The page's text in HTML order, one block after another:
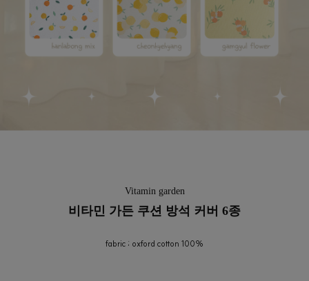
Vitamin garden
비타민 가든 쿠션 방석 커버 6종
fabric ; oxford cotton 100%